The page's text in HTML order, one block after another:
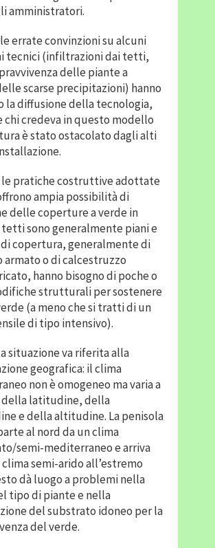
amministratori.
errate convinzioni su alcuni
tecnici (infiltrazioni dai tetti,
delle piante a
scarse precipitazioni) hanno
la diffusione della tecnologia,
chi credeva in questo modello
è stato ostacolato dagli alti
le pratiche costruttive adottate
ampia possibilità di
delle coperture a verde in
sono generalmente piani e
copertura, generalmente di
armato o di calcestruzzo
hanno bisogno di poche o
strutturali per sostenere
(a meno che si tratti di un
di tipo intensivo).
situazione va riferita alla
geografica: il clima
non è omogeneo ma varia a
della latitudine, della
e della altitudine. La penisola
al nord da un clima
semi-mediterraneo e arriva
clima semi-arido all’estremo
dà luogo a problemi nella
tipo di piante e nella
del substrato idoneo per la
del verde.